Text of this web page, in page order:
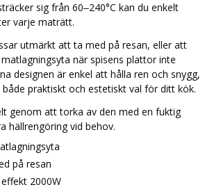
sig från 60–240°C kan du enkelt
varje maträtt.
utmärkt att ta med på resan, eller att
när spisens plattor inte
designen är enkel att hålla ren och snygg,
praktiskt och estetiskt val för ditt kök.
genom att torka av den med en fuktig
hällrengöring vid behov.
på resan
2000W